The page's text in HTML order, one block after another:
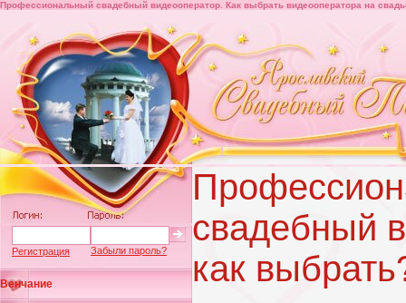
Профессиональный свадебный видеооператор. Как выбрать видеооператора на
Регистрация Забыли пароль?
Венчание
свадебный
как